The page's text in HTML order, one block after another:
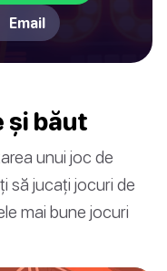
Email
și băut
unui joc de
să jucați jocuri de
mai bune jocuri